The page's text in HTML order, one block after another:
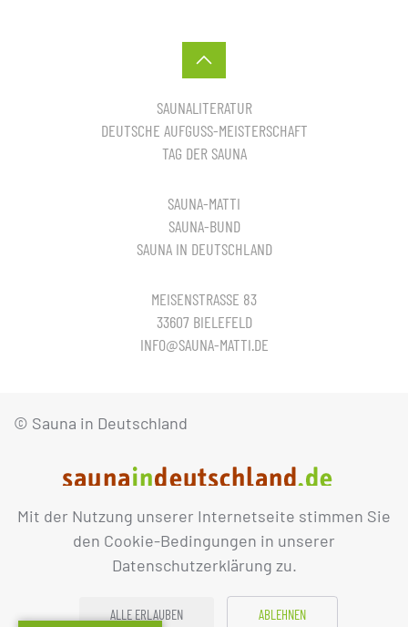
Mit der Nutzung unserer Internetseite stimmen Sie
den Cookie-Bedingungen in unserer
Datenschutzerklärung zu.
ALLE ERLAUBEN ABLEHNEN
SAUNALITERATUR
DEUTSCHE AUFGUSS-MEISTERSCHAFT
TAG DER SAUNA
SAUNA-MATTI
SAUNA-BUND
SAUNA IN DEUTSCHLAND
MEISENSTRASSE 83
33607 BIELEFELD
INFO@SAUNA-MATTI.DE
© Sauna in Deutschland
IMPRESSUM DATENSCHUTZ